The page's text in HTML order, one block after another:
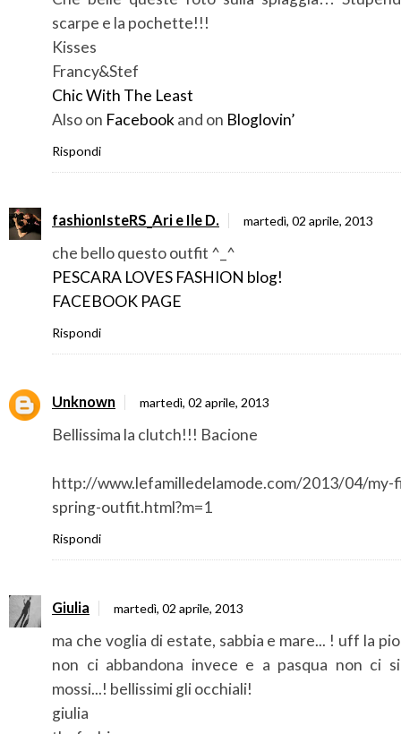
scarpe e la pochette!!!
Kisses
Francy&Stef
Chic With The Least
Also on Facebookand on Bloglovin’
Rispondi
fashionIsteRS_Ari e Ile D. martedì, 02 aprile, 2013
che bello questo outfit ^_^
PESCARA LOVES FASHION blog!
FACEBOOK PAGE
Rispondi
Unknown martedì, 02 aprile, 2013
Bellissima la clutch!!! Bacione
http://www.lefamilledelamode.com/2013/04/my-
spring-outfit.html?m=1
Rispondi
Giulia martedì, 02 aprile, 2013
ma che voglia di estate, sabbia e mare... ! uff la
non ci abbandona invece e a pasqua non ci
mossi...! bellissimi gli occhiali!
giulia